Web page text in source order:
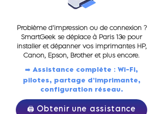
Problème d’impression ou de connexion ?
SmartGeek se déplace à Paris 13e pour
installer et dépanner vos imprimantes HP,
Canon, Epson, Brother et plus encore.
➡️ Assistance complète : Wi-Fi,
pilotes, partage d’imprimante,
configuration réseau.
🖨️ Obtenir une assistance